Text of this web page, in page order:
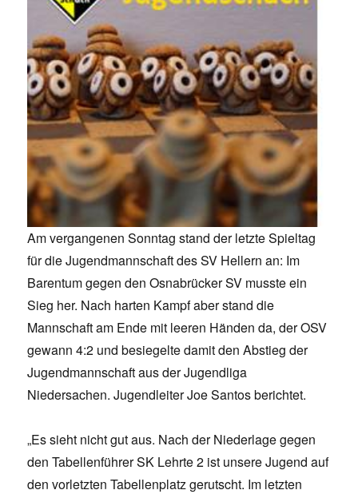
Am vergangenen Sonntag stand der letzte Spieltag
für die Jugendmannschaft des SV Hellern an: Im
Barentum gegen den Osnabrücker SV musste ein
Sieg her. Nach harten Kampf aber stand die
Mannschaft am Ende mit leeren Händen da, der OSV
gewann 4:2 und besiegelte damit den Abstieg der
Jugendmannschaft aus der Jugendliga
Niedersachen. Jugendleiter Joe Santos berichtet.
„Es sieht nicht gut aus. Nach der Niederlage gegen
den Tabellenführer SK Lehrte 2 ist unsere Jugend auf
den vorletzten Tabellenplatz gerutscht. Im letzten